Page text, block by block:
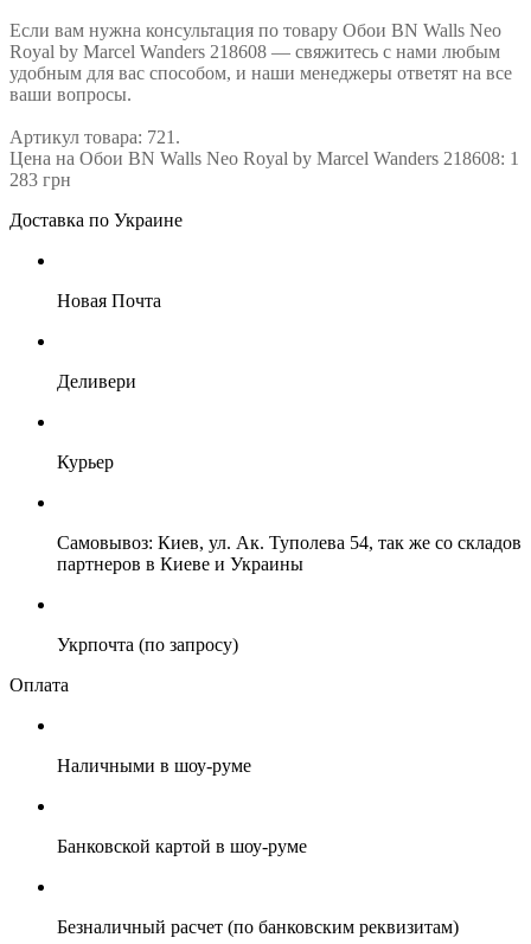
Если вам нужна консультация по товару Обои BN Walls Neo
Royal by Marcel Wanders 218608 — свяжитесь с нами любым
удобным для вас способом, и наши менеджеры ответят на все
ваши вопросы.
Артикул товара: 721.
Цена на Обои BN Walls Neo Royal by Marcel Wanders 218608: 1
283 грн
Доставка по Украине
Новая Почта
Деливери
Курьер
Самовывоз: Киев, ул. Ак. Туполева 54, так же со складов
партнеров в Киеве и Украины
Укрпочта (по запросу)
Оплата
Наличными в шоу-руме
Банковской картой в шоу-руме
Безналичный расчет (по банковским реквизитам)